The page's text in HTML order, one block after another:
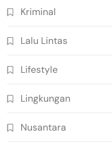
Kriminal
Lalu Lintas
Lifestyle
Lingkungan
Nusantara